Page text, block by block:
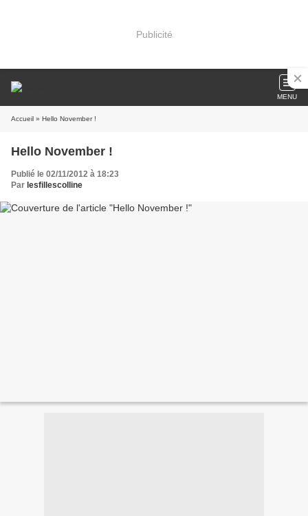
Publicité
MENU
Accueil » Hello November !
Hello November !
Publié le 02/11/2012 à 18:23
Par lesfillescolline